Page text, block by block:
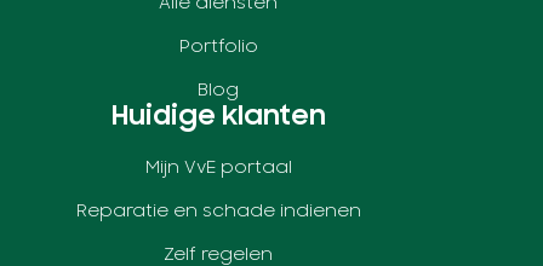
Portfolio
Blog
Huidige klanten
Mijn VvE portaal
Reparatie en schade indienen
Zelf regelen